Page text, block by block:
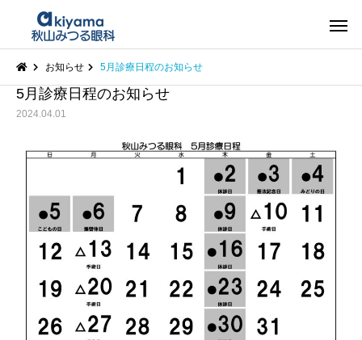
お知らせ 5月診療日程のお知らせ
5月診療日程のお知らせ
2024.04.01